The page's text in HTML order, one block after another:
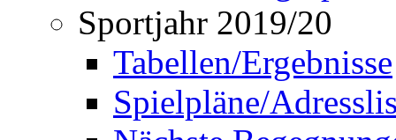
Sportjahr 2019/20
Tabellen/Ergebnisse
Spielpläne/